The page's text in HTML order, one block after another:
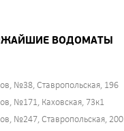
ВОДОМАТЫ
№38, Ставропольская, 196
№171, Каховская, 73к1
№247, Ставропольская, 200